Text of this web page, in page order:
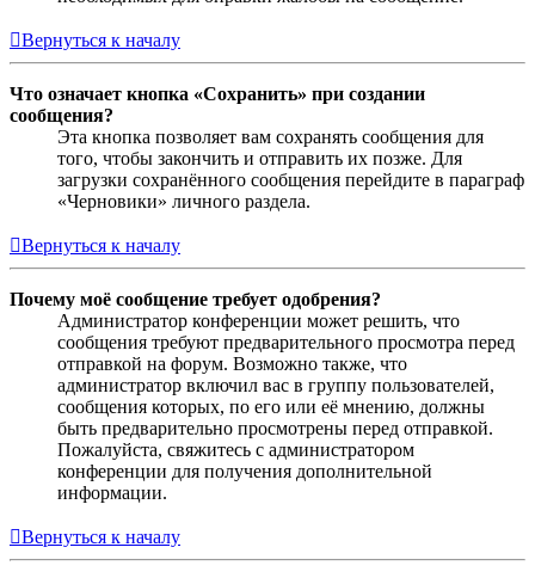
Вернуться к началу
Что означает кнопка «Сохранить» при создании
сообщения?
Эта кнопка позволяет вам сохранять сообщения для
того, чтобы закончить и отправить их позже. Для
загрузки сохранённого сообщения перейдите в параграф
«Черновики» личного раздела.
Вернуться к началу
Почему моё сообщение требует одобрения?
Администратор конференции может решить, что
сообщения требуют предварительного просмотра перед
отправкой на форум. Возможно также, что
администратор включил вас в группу пользователей,
сообщения которых, по его или её мнению, должны
быть предварительно просмотрены перед отправкой.
Пожалуйста, свяжитесь с администратором
конференции для получения дополнительной
информации.
Вернуться к началу